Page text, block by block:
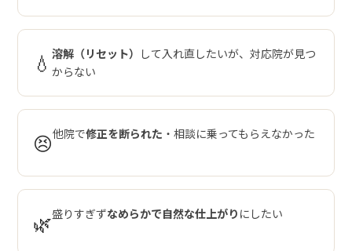
💧溶解（リセット） して入れ直したいが、対応院が見つ
からない
😣他院で修正を断られた ・相談に乗ってもらえなかった
🌿盛りすぎずなめらかで自然な仕上がり にしたい